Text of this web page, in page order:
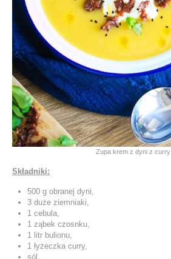
Zupa krem z dyni z curry
Składniki:
500 g obranej dyni,
3 duże ziemniaki,
1 cebula,
1 ząbek czosnku,
1 litr bulionu,
1 łyżeczka curry,
sól,